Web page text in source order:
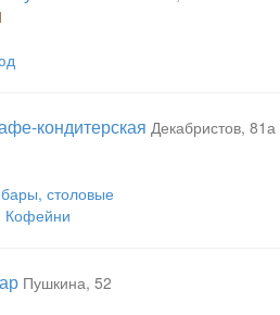
кондитерская Декабристов, 81а
столовые
Кофейни
Пушкина, 52